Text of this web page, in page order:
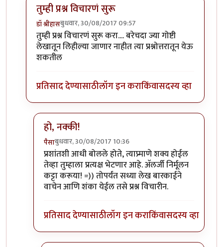
तुम्ही प्रश्न विचारणं सुरू
डॉ श्रीहासबुधवार, 30/08/2017 09:57
In reply toउत्तम माहितीbyपैसा
तुम्ही प्रश्न विचारणं सुरू करा.... बरेचदा ज्या गोष्टी
लेखातून लिहील्या जाणार नाहीत त्या प्रश्नोत्तरातून येऊ
शकतील
प्रतिसाद देण्यासाठीलॉग इन कराकिंवासदस्य व्हा
हो, नक्की!
पैसाबुधवार, 30/08/2017 10:36
In reply toतुम्ही प्रश्न विचारणं सुरूbyडॉ श्रीहास
प्रशांतशी आधी बोलले होते, त्याप्र्माणे शक्य होईल
तेव्हा तुम्हाला प्रत्यक्ष भेटणार आहे. अ‍ॅलर्जी निर्मूलन
कट्टा करूया! =)) तोपर्यंत सध्या लेख बारकाईने
वाचेन आणि शंका येईल तसे प्रश्न विचारीन.
प्रतिसाद देण्यासाठीलॉग इन कराकिंवासदस्य व्हा